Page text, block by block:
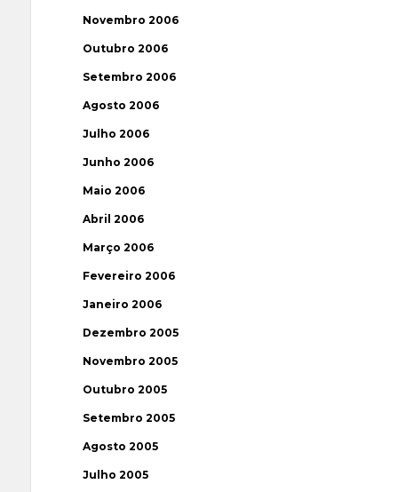
Novembro 2006
Outubro 2006
Setembro 2006
Agosto 2006
Julho 2006
Junho 2006
Maio 2006
Abril 2006
Março 2006
Fevereiro 2006
Janeiro 2006
Dezembro 2005
Novembro 2005
Outubro 2005
Setembro 2005
Agosto 2005
Julho 2005